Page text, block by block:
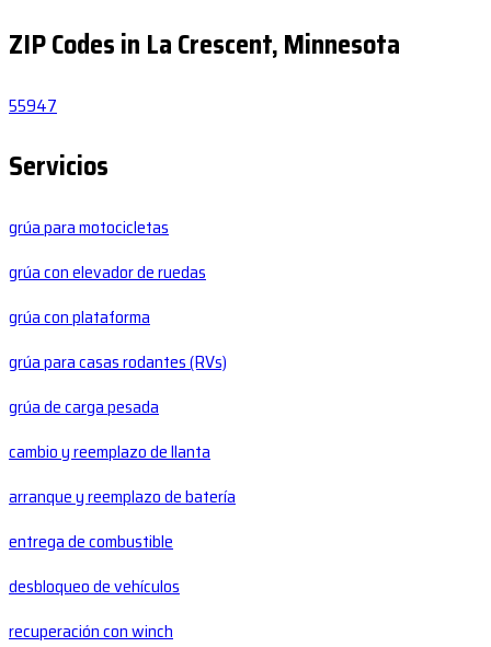
ZIP Codes in La Crescent, Minnesota
55947
Servicios
grúa para motocicletas
grúa con elevador de ruedas
grúa con plataforma
grúa para casas rodantes (RVs)
grúa de carga pesada
cambio y reemplazo de llanta
arranque y reemplazo de batería
entrega de combustible
desbloqueo de vehículos
recuperación con winch